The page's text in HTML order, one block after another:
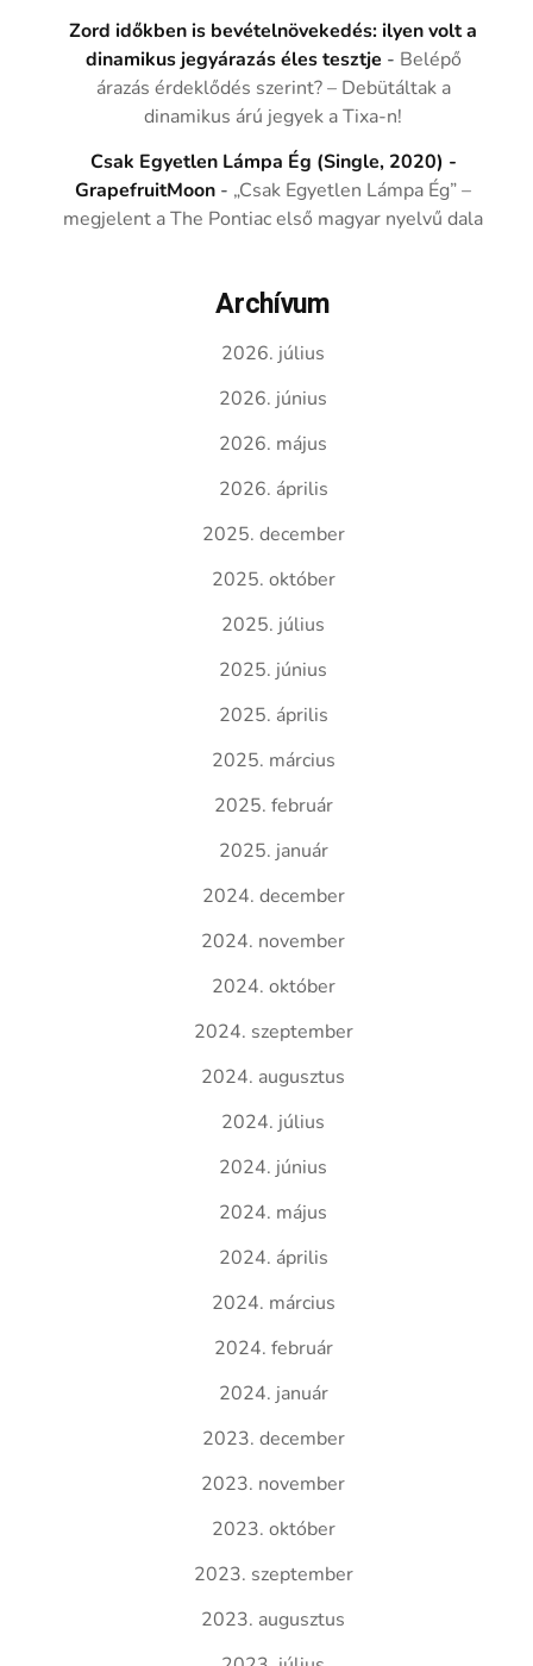
Zord időkben is bevételnövekedés: ilyen volt a
dinamikus jegyárazás éles tesztje - Belépő
árazás érdeklődés szerint? – Debütáltak a
dinamikus árú jegyek a Tixa-n!
Csak Egyetlen Lámpa Ég (Single, 2020) -
GrapefruitMoon - „Csak Egyetlen Lámpa Ég” –
megjelent a The Pontiac első magyar nyelvű dala
Archívum
2026. július
2026. június
2026. május
2026. április
2025. december
2025. október
2025. július
2025. június
2025. április
2025. március
2025. február
2025. január
2024. december
2024. november
2024. október
2024. szeptember
2024. augusztus
2024. július
2024. június
2024. május
2024. április
2024. március
2024. február
2024. január
2023. december
2023. november
2023. október
2023. szeptember
2023. augusztus